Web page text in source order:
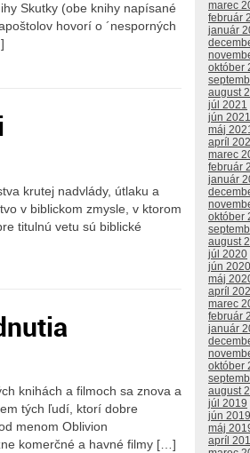
Skutky (obe knihy napísané
hovorí o ´nesporných
krutej nadvlády, útlaku a
v biblickom zmysle, v ktorom
titulnú vetu sú biblické
knihách a filmoch sa znova a
tých ľudí, ktorí dobre
menom Oblivion
komerčné a havné filmy […]
marec
február
január
október
august
júl 2021
jún 2021
máj
apríl
marec
február
január
október
august
júl 2020
jún 2020
máj
apríl
marec
február
január
október
august
júl 2019
jún 2019
máj
apríl